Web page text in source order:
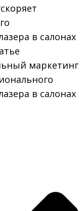
маркетинг
в салонах